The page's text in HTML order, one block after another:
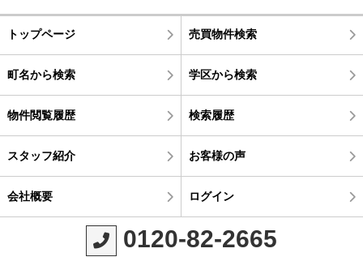
トップページ 売買物件検索
町名から検索 学区から検索
物件閲覧履歴 検索履歴
スタッフ紹介 お客様の声
会社概要 ログイン
0120-82-2665